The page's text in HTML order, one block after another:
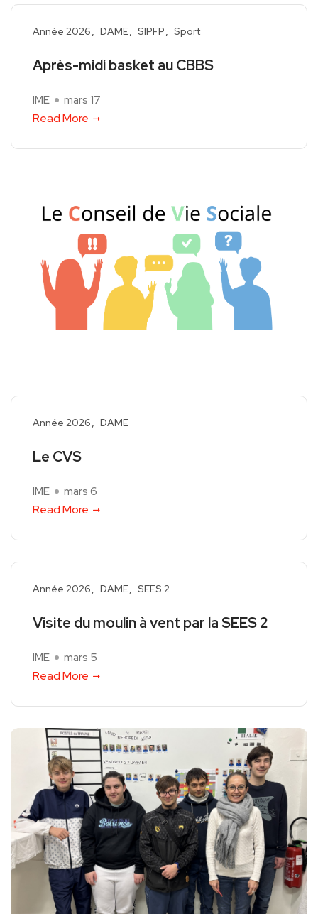
Année 2026 DAME SIPFP Sport
Après-midi basket au CBBS
IME mars 17
Read More
Année 2026 DAME
Le CVS
IME mars 6
Read More
Année 2026 DAME SEES 2
Visite du moulin à vent par la SEES 2
IME mars 5
Read More